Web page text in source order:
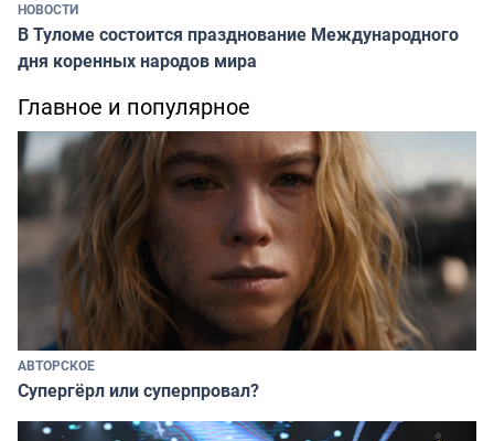
НОВОСТИ
В Туломе состоится празднование Международного
дня коренных народов мира
Главное и популярное
АВТОРСКОЕ
Супергёрл или суперпровал?